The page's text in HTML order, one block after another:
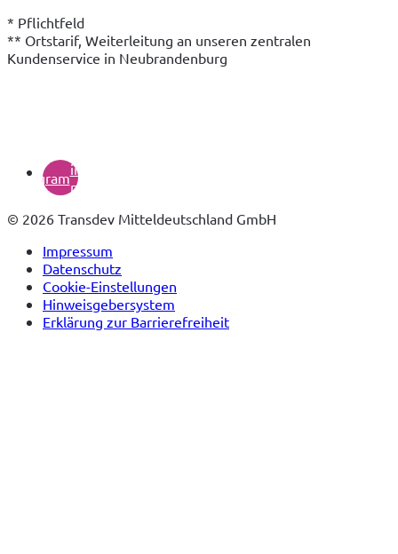
* Pflichtfeld
** Ortstarif, Weiterleitung an unseren zentralen
Kundenservice in Neubrandenburg
instagramin
neuem
© 2026 Transdev Mitteldeutschland GmbH
Impressum
Datenschutz
Cookie-Einstellungen
Hinweisgebersystem
Erklärung zur Barrierefreiheit